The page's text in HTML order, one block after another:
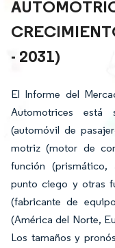
- 2031)
El Informe del
Automotrices
(automóvil de
motriz (motor de
función (prismático,
punto ciego y otras
(fabricante de
(América del Norte,
Los tamaños y